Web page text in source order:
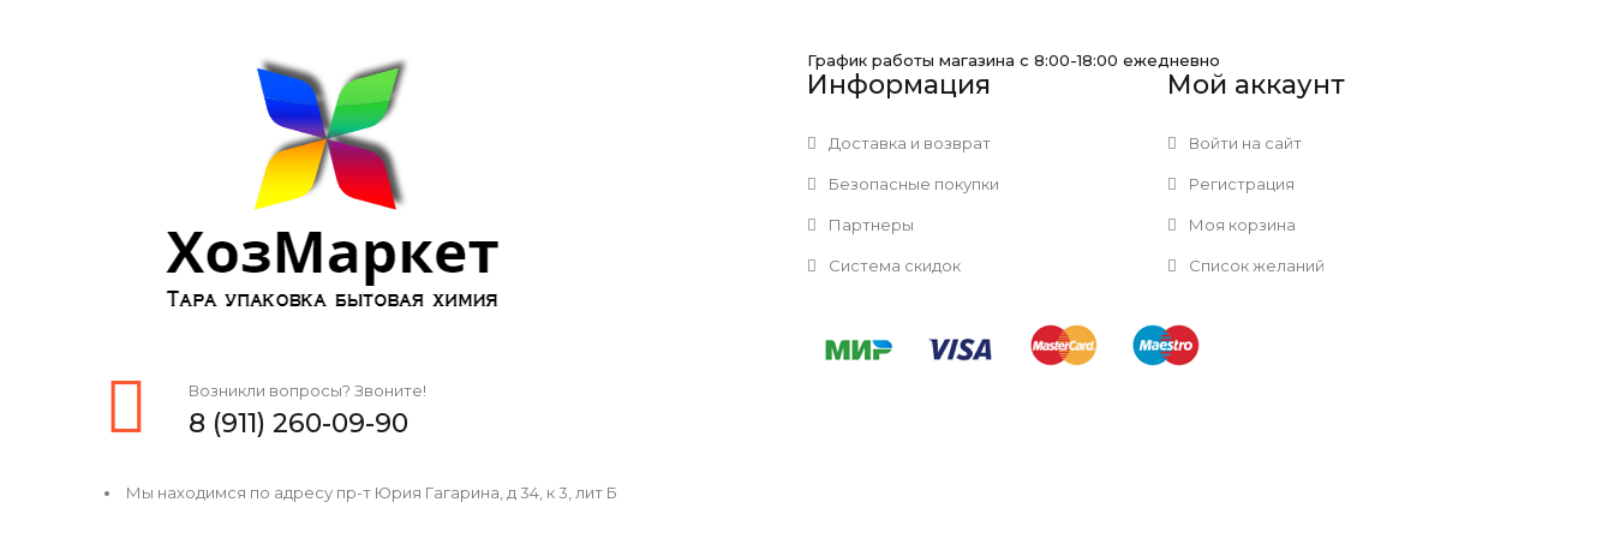
Возникли вопросы? Звоните!
8 (911) 260-09-90
Мы находимся по адресу пр-т Юрия Гагарина, д 34, к 3, лит Б
График работы магазина с 8:00-18:00 ежедневно
Информация
Доставка и возврат
Безопасные покупки
Партнеры
Система скидок
Мой аккаунт
Войти на сайт
Регистрация
Моя корзина
Список желаний